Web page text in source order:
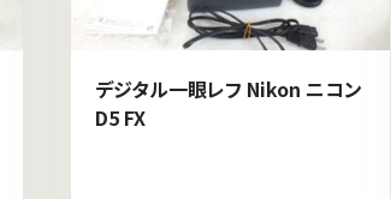
デジタル一眼レフ Nikon ニコン
D5 FX